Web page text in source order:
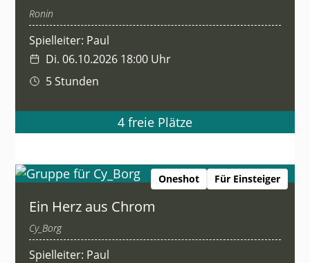
Ronin
Spielleiter: Paul
Di. 06.10.2026 18:00 Uhr
5 Stunden
4 freie Plätze
Oneshot Für Einsteiger
Ein Herz aus Chrom
Cy_Borg
Spielleiter: Paul